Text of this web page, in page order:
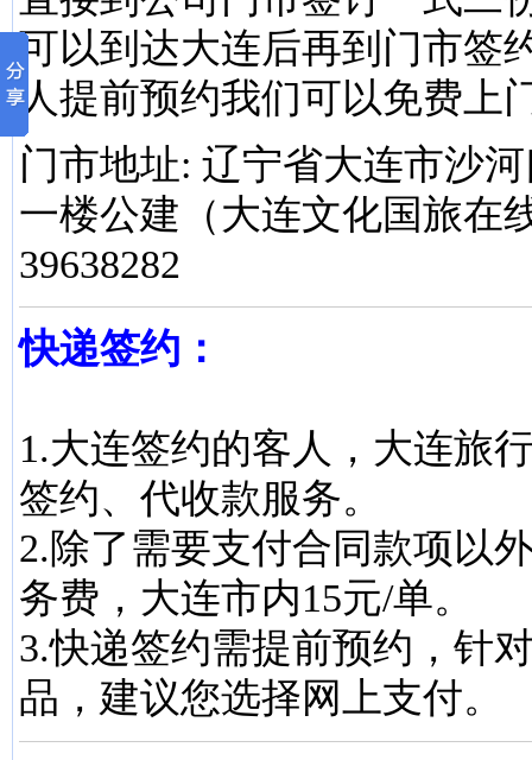
可以到达大连后再到门市签
人提前预约我们可以免费上
门市地址: 辽宁省大连市沙
一楼公建（大连文化国旅在
39638282
快递签约：
1.大连签约的客人，大连旅
签约、代收款服务。
2.除了需要支付合同款项以
务费，大连市内15元/单。
3.快递签约需提前预约，针
品，建议您选择网上支付。